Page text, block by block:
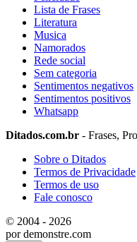
Lista de Frases
Literatura
Musica
Namorados
Rede social
Sem categoria
Sentimentos negativos
Sentimentos positivos
Whatsapp
Ditados.com.br - Frases,
Sobre o Ditados
Termos de Privacidade
Termos de uso
Fale conosco
© 2004 - 2026
por demonstre.com